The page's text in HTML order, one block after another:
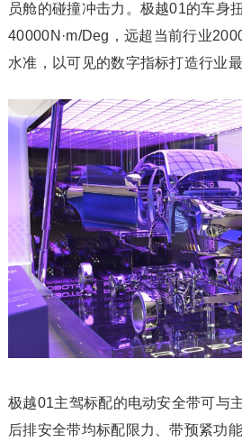
员舱的碰撞冲击力。极越01的车身
40000N·m/Deg，远超当前行业
水准，以可见的数字指标打造行业最
极越01主驾标配的电动安全带可与
后排安全带均标配限力、带预紧功